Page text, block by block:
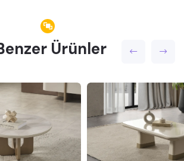
Ürünler